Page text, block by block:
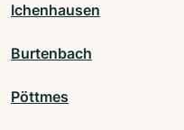
Ichenhausen
Burtenbach
Pöttmes